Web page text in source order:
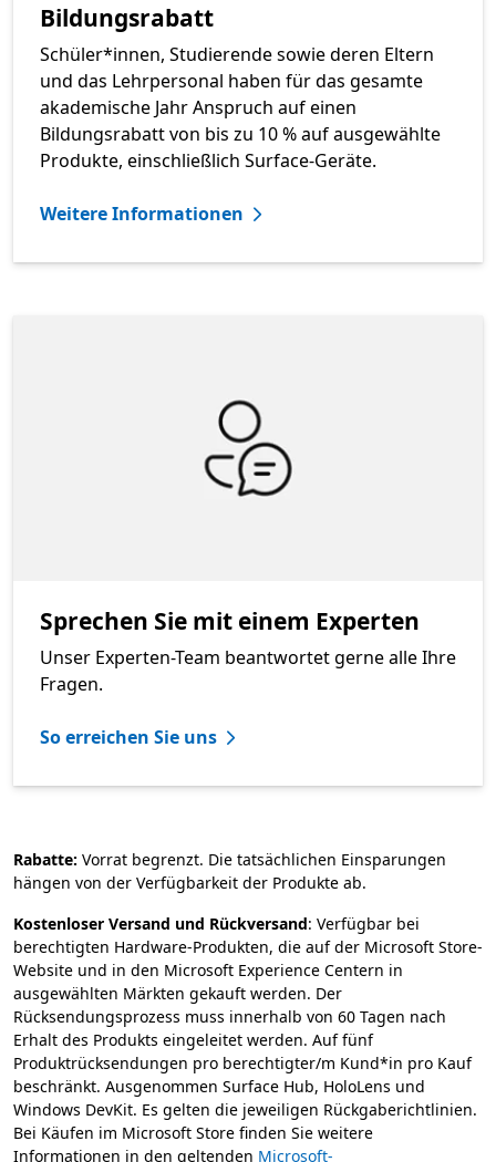
Bildungsrabatt
Schüler*innen, Studierende sowie deren Eltern
und das Lehrpersonal haben für das gesamte
akademische Jahr Anspruch auf einen
Bildungsrabatt von bis zu 10 % auf ausgewählte
Produkte, einschließlich Surface-Geräte.
Weitere Informationen
Sprechen Sie mit einem Experten
Unser Experten-Team beantwortet gerne alle Ihre
Fragen.
So erreichen Sie uns
Rabatte: Vorrat begrenzt. Die tatsächlichen Einsparungen
hängen von der Verfügbarkeit der Produkte ab.
Kostenloser Versand und Rückversand: Verfügbar bei
berechtigten Hardware-Produkten, die auf der Microsoft Store-
Website und in den Microsoft Experience Centern in
ausgewählten Märkten gekauft werden. Der
Rücksendungsprozess muss innerhalb von 60 Tagen nach
Erhalt des Produkts eingeleitet werden. Auf fünf
Produktrücksendungen pro berechtigter/m Kund*in pro Kauf
beschränkt. Ausgenommen Surface Hub, HoloLens und
Windows DevKit. Es gelten die jeweiligen Rückgaberichtlinien.
Bei Käufen im Microsoft Store finden Sie weitere
Informationen in den geltenden Microsoft-